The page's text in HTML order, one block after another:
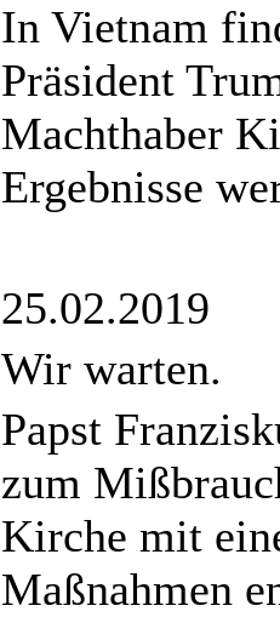
In Vietnam
Präsident
Machthaber
Ergebnisse
25.02.2019
Wir warten.
Papst
zum
Kirche mit
Maßnahmen